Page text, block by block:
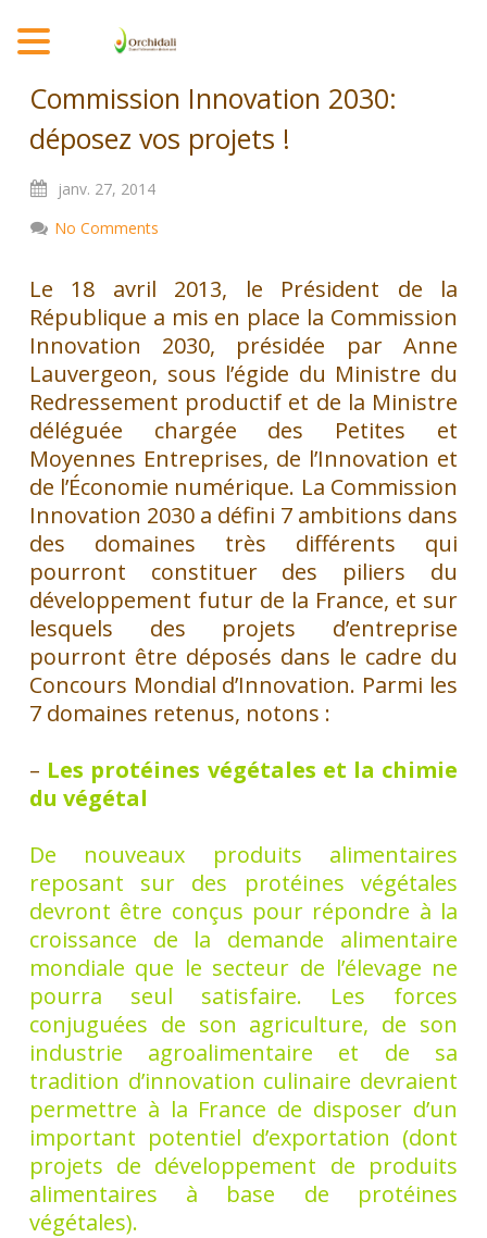
Commission Innovation 2030:
déposez vos projets !
janv. 27, 2014
No Comments
Le 18 avril 2013, le Président de la
République a mis en place la Commission
Innovation 2030, présidée par Anne
Lauvergeon, sous l’égide du Ministre du
Redressement productif et de la Ministre
déléguée chargée des Petites et
Moyennes Entreprises, de l’Innovation et
de l’Économie numérique. La Commission
Innovation 2030 a défini 7 ambitions dans
des domaines très différents qui
pourront constituer des piliers du
développement futur de la France, et sur
lesquels des projets d’entreprise
pourront être déposés dans le cadre du
Concours Mondial d’Innovation. Parmi les
7 domaines retenus, notons :
– Les protéines végétales et la chimie
du végétal
De nouveaux produits alimentaires
reposant sur des protéines végétales
devront être conçus pour répondre à la
croissance de la demande alimentaire
mondiale que le secteur de l’élevage ne
pourra seul satisfaire. Les forces
conjuguées de son agriculture, de son
industrie agroalimentaire et de sa
tradition d’innovation culinaire devraient
permettre à la France de disposer d’un
important potentiel d’exportation (dont
projets de développement de produits
alimentaires à base de protéines
végétales).